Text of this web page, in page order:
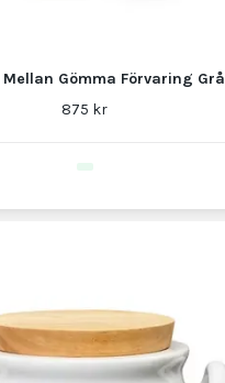
Gömma Förvaring Grå
875 kr